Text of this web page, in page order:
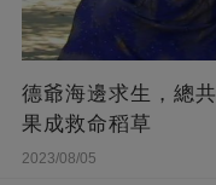
德爺海邊求生，總
果成救命稻草
2023/08/05